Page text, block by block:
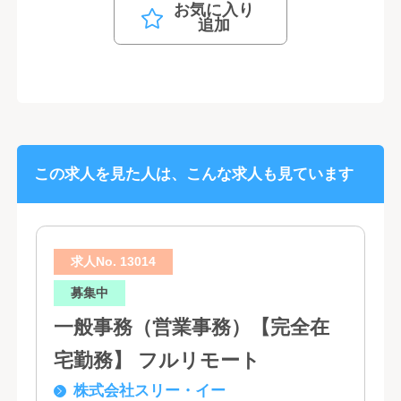
お気に入り
追加
この求人を見た人は、こんな求人も見ています
求人No. 13014
募集中
一般事務（営業事務）【完全在
宅勤務】 フルリモート
株式会社スリー・イー